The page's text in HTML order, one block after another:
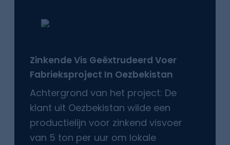
Zinkende Vis Geëxtrudeerd Voer
Fabrieksproject In Oezbekistan
Achtergrond van het project: De
klant uit Oezbekistan wilde een
productielijn voor zinkend visvoer
van 5 ton per uur om lokale